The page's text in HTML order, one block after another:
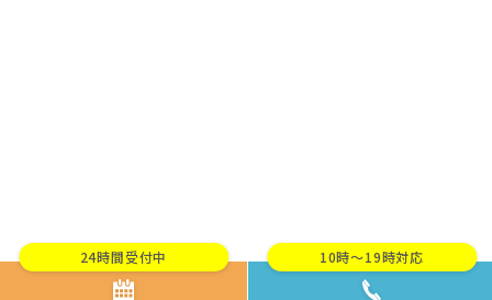
24時間受付中 10時～19時対応